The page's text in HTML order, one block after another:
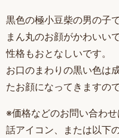
黒色の極小豆柴の男の子で
まん丸のお顔がかわいいで
性格もおとなしいです。
お口のまわりの黒い色は
たお顔になってきますの
※価格などのお問い合わ
話アイコン、または以下